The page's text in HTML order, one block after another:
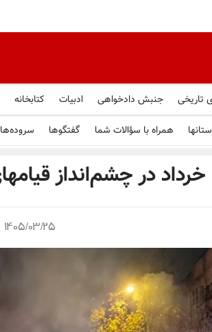
تاریخی جنبش دادخواهی ادبیات کتابخانه
همراه با سؤالات شما گفتگوها سروده‌ها
1405/03/25